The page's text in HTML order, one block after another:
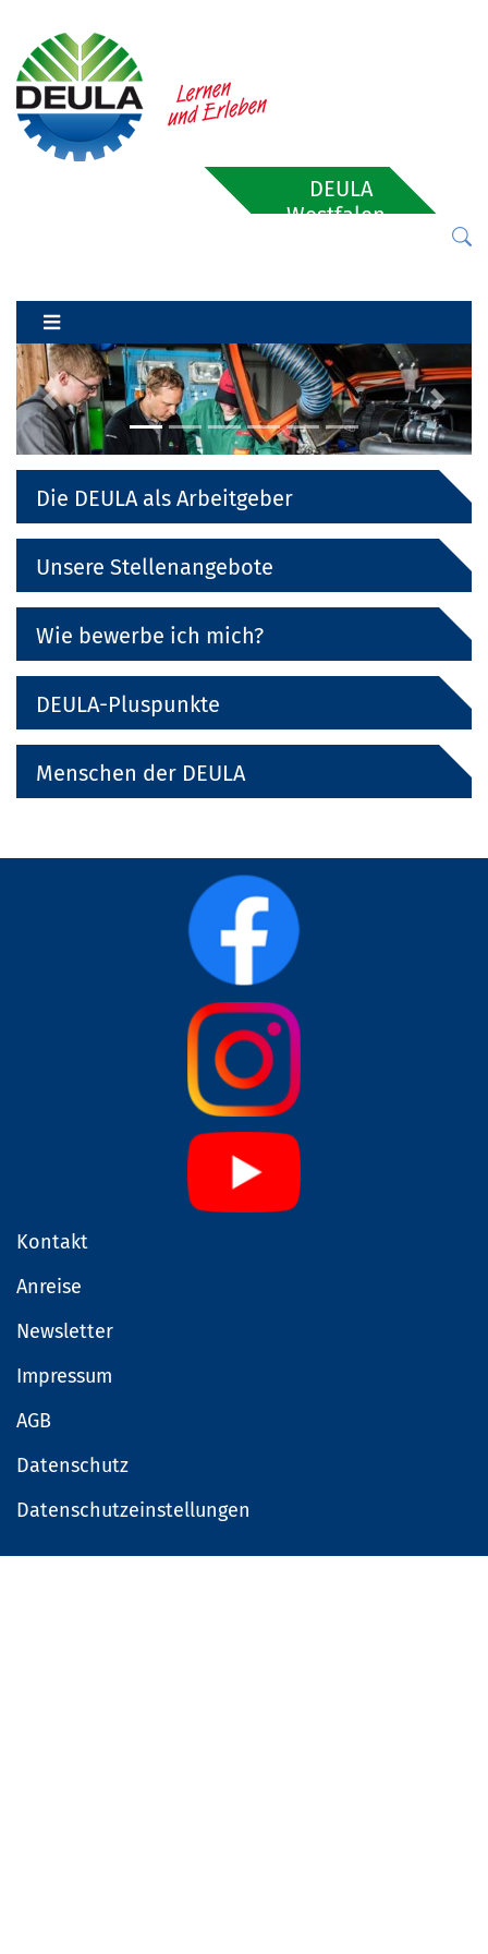
DEULA
Westfalen-
Previous Next
Die DEULA als Arbeitgeber
Unsere Stellenangebote
Wie bewerbe ich mich?
DEULA-Pluspunkte
Menschen der DEULA
Kontakt
Anreise
Newsletter
Impressum
AGB
Datenschutz
Datenschutzeinstellungen